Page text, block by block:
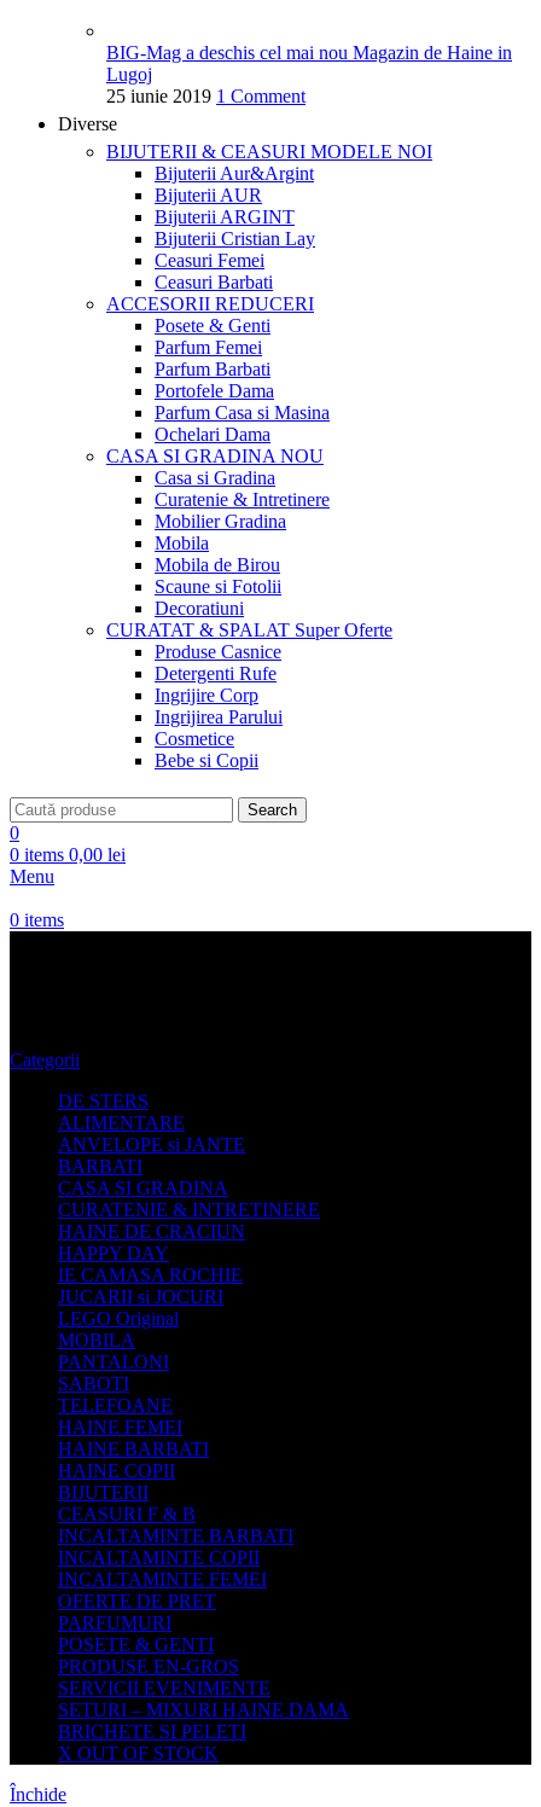
BIG-Mag a deschis cel mai nou Magazin de Haine in
Lugoj
25 iunie 2019 1 Comment
Diverse
BIJUTERII & CEASURI MODELE NOI
Bijuterii Aur&Argint
Bijuterii AUR
Bijuterii ARGINT
Bijuterii Cristian Lay
Ceasuri Femei
Ceasuri Barbati
ACCESORII REDUCERI
Posete & Genti
Parfum Femei
Parfum Barbati
Portofele Dama
Parfum Casa si Masina
Ochelari Dama
CASA SI GRADINANOU
Casa si Gradina
Curatenie & Intretinere
Mobilier Gradina
Mobila
Mobila de Birou
Scaune si Fotolii
Decoratiuni
CURATAT & SPALAT Super Oferte
Produse Casnice
Detergenti Rufe
Ingrijire Corp
Ingrijirea Parului
Cosmetice
Bebe si Copii
Search
0
0 items 0,00 lei
Menu
0 items
Categorii
DE STERS
ALIMENTARE
ANVELOPE si JANTE
BARBATI
CASA SI GRADINA
CURATENIE & INTRETINERE
HAINE DE CRACIUN
HAPPY DAY
IE CAMASA ROCHIE
JUCARII si JOCURI
LEGO Original
MOBILA
PANTALONI
SABOTI
TELEFOANE
HAINE FEMEI
HAINE BARBATI
HAINE COPII
BIJUTERII
CEASURI F & B
INCALTAMINTE BARBATI
INCALTAMINTE COPII
INCALTAMINTE FEMEI
OFERTE DE PRET
PARFUMURI
POSETE & GENTI
PRODUSE EN-GROS
SERVICII EVENIMENTE
SETURI – MIXURI HAINE DAMA
BRICHETE SI PELETI
X OUT OF STOCK
Închide